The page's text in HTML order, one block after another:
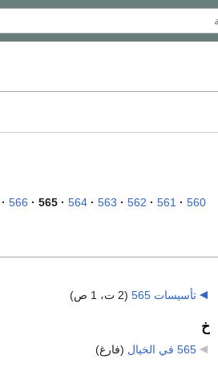
560
561
562
563
564
565
566
تأسيسات 565 (2 ت، 1 ص)
خ
565 في الخيال (فارغ)